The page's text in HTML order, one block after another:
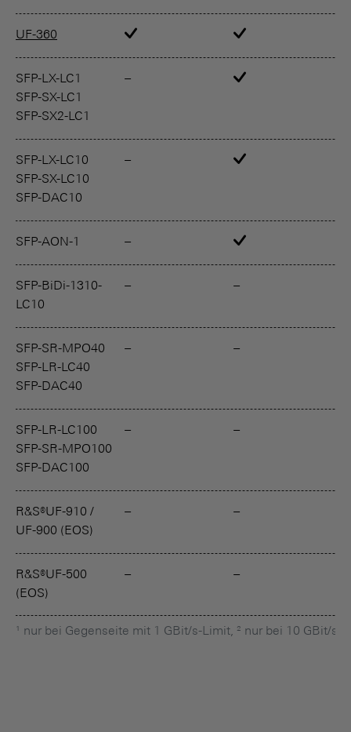
¹ nur bei Gegenseite mit 1 GBit/s-Limit, ² nur bei 10 GBit/s
UF-360
SFP-LX-LC1
SFP-SX-LC1
SFP-SX2-LC1
–
SFP-LX-LC10
SFP-SX-LC10
SFP-DAC10
–
SFP-AON-1 –
SFP-BiDi-1310-
LC10
– –
SFP-SR-MPO40
SFP-LR-LC40
SFP-DAC40
– –
SFP-LR-LC100
SFP-SR-MPO100
SFP-DAC100
– –
R&S®UF-910 /
UF-900 (EOS)
– –
R&S®UF-500
(EOS)
– –